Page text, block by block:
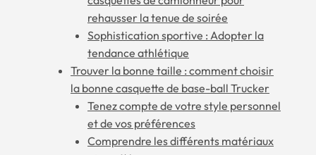
rehausser la tenue de soirée
Sophistication sportive : Adopter la
tendance athlétique
Trouver la bonne taille : comment choisir
la bonne casquette de base-ball Trucker
Tenez compte de votre style personnel
et de vos préférences
Comprendre les différents matériaux